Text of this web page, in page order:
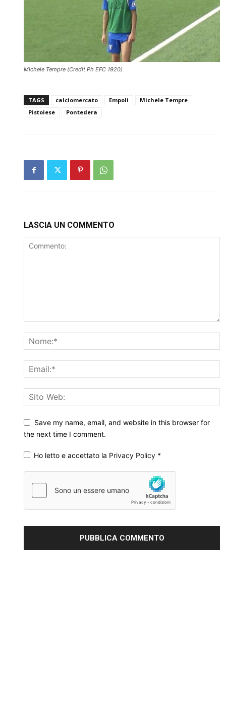
Michele Tempre (Credit Ph EFC 1920)
TAGS calciomercato Empoli
Michele Tempre
Pistoiese
Pontedera
LASCIA UN COMMENTO
Save my name, email, and website in this browser for
the next time I comment.
Ho letto e accettato la Privacy Policy *